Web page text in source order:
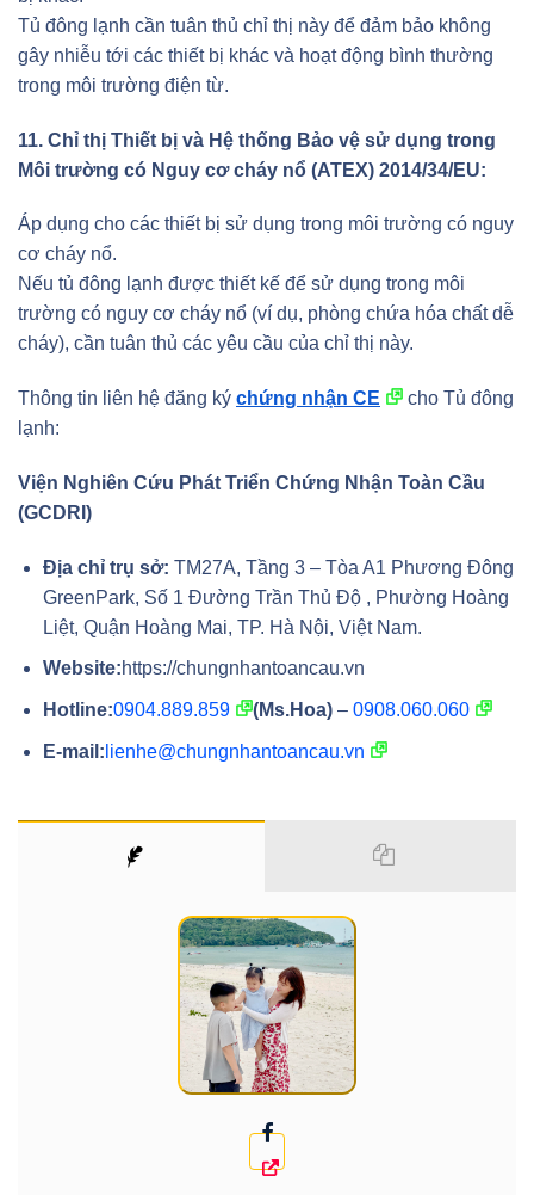
Tủ đông lạnh cần tuân thủ chỉ thị này để đảm bảo không
gây nhiễu tới các thiết bị khác và hoạt động bình thường
trong môi trường điện từ.
11. Chỉ thị Thiết bị và Hệ thống Bảo vệ sử dụng trong
Môi trường có Nguy cơ cháy nổ (ATEX) 2014/34/EU:
Áp dụng cho các thiết bị sử dụng trong môi trường có nguy
cơ cháy nổ.
Nếu tủ đông lạnh được thiết kế để sử dụng trong môi
trường có nguy cơ cháy nổ (ví dụ, phòng chứa hóa chất dễ
cháy), cần tuân thủ các yêu cầu của chỉ thị này.
Thông tin liên hệ đăng ký chứng nhận CE
cho Tủ đông
lạnh:
Viện Nghiên Cứu Phát Triển Chứng Nhận Toàn Cầu
(GCDRI)
Địa chỉ trụ sở: TM27A, Tầng 3 – Tòa A1 Phương Đông
GreenPark, Số 1 Đường Trần Thủ Độ , Phường Hoàng
Liệt, Quận Hoàng Mai, TP. Hà Nội, Việt Nam.
Website:https://chungnhantoancau.vn
Hotline:0904.889.859 (Ms.Hoa)– 0908.060.060
E-mail: lienhe@chungnhantoancau.vn